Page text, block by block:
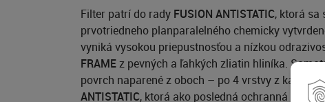
Filter patrí do rady FUSION ANTISTATIC, ktorá sa
prvotriedneho planparalelného chemicky
vyniká vysokou priepustnosťou a nízkou
FRAMEz pevných a ľahkých zliatin hliníka.
povrch naparené z oboch – po 4 vrstvy z každej
ANTISTATIC, ktorá ako posledná ochranná